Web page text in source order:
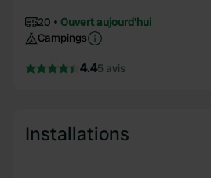
20
Ouvert aujourd'hui
Campings
4.45 avis
Installations